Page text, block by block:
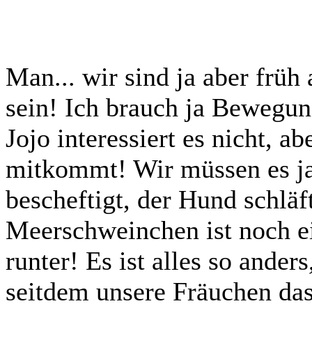
Man... wir sind ja aber früh
sein! Ich brauch ja
Jojo interessiert es nicht,
mitkommt! Wir müssen es
bescheftigt, der Hund
Meerschweinchen ist noch
runter! Es ist alles so
seitdem unsere Fräuchen